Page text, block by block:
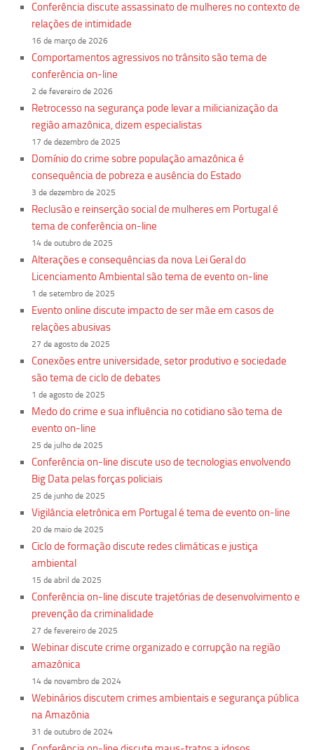
Conferência discute assassinato de mulheres no contexto de
relações de intimidade
16 de março de 2026
Comportamentos agressivos no trânsito são tema de
conferência on-line
2 de fevereiro de 2026
Retrocesso na segurança pode levar a milicianização da
região amazônica, dizem especialistas
17 de dezembro de 2025
Domínio do crime sobre população amazônica é
consequência de pobreza e ausência do Estado
3 de dezembro de 2025
Reclusão e reinserção social de mulheres em Portugal é
tema de conferência on-line
14 de outubro de 2025
Alterações e consequências da nova Lei Geral do
Licenciamento Ambiental são tema de evento on-line
1 de setembro de 2025
Evento online discute impacto de ser mãe em casos de
relações abusivas
27 de agosto de 2025
Conexões entre universidade, setor produtivo e sociedade
são tema de ciclo de debates
1 de agosto de 2025
Medo do crime e sua influência no cotidiano são tema de
evento on-line
25 de julho de 2025
Conferência on-line discute uso de tecnologias envolvendo
Big Data pelas forças policiais
25 de junho de 2025
Vigilância eletrônica em Portugal é tema de evento on-line
20 de maio de 2025
Ciclo de formação discute redes climáticas e justiça
ambiental
15 de abril de 2025
Conferência on-line discute trajetórias de desenvolvimento e
prevenção da criminalidade
27 de fevereiro de 2025
Webinar discute crime organizado e corrupção na região
amazônica
14 de novembro de 2024
Webinários discutem crimes ambientais e segurança pública
na Amazônia
31 de outubro de 2024